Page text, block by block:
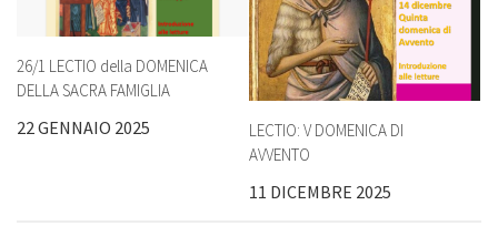
26/1 LECTIO della DOMENICA
DELLA SACRA FAMIGLIA
22 GENNAIO 2025
LECTIO: V DOMENICA DI
AVVENTO
11 DICEMBRE 2025